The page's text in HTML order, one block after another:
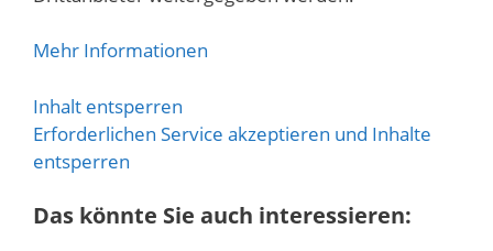
Mehr Informationen
Inhalt entsperren
Erforderlichen Service akzeptieren und Inhalte
entsperren
Das könnte Sie auch interessieren: